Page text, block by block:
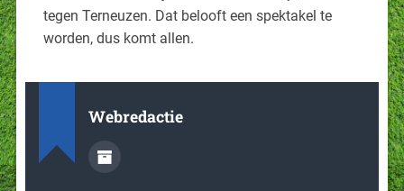
tegen Terneuzen. Dat belooft een spektakel te
worden, dus komt allen.
Webredactie